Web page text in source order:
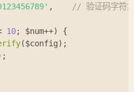
,
// 验证码字符
10; $num++) {
($config);